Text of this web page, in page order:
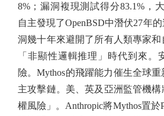
8%；漏洞複現測試得分83.1%，
自主發現了OpenBSD中潛伏27年
洞幾十年來避開了所有人類專家
「非顯性邏輯推理」時代到來。
險。Mythos的飛躍能力催生全球
主攻擊鏈。美、英及亞洲監管機
權風險」。Anthropic將Mythos置於